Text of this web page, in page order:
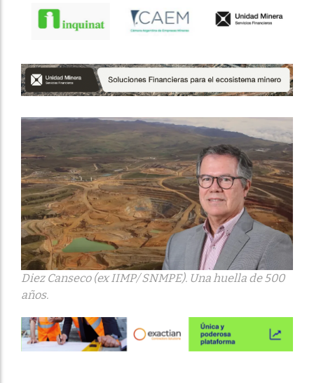
Diez Canseco (ex IIMP/ SNMPE). Una huella de 500
años.